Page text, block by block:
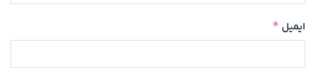
ایمیل *